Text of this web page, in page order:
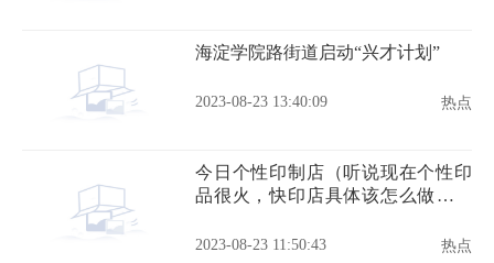
海淀学院路街道启动“兴才计划”
2023-08-23 13:40:09 热点
今日个性印制店（听说现在个性印
品很火，快印店具体该怎么做个性
2023-08-23 11:50:43 热点